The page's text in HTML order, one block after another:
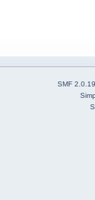
SMF 2.0.19